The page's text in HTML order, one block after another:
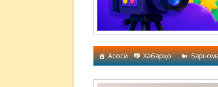
Асосӣ Хабарҳо